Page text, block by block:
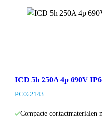
ICD 5h 250A 4p 690V
PC022143
Compacte contactmaterialen